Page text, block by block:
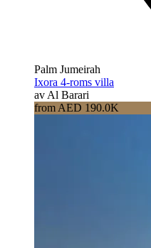
Palm Jumeirah
Ixora 4-roms villa
av Al Barari
from AED 190.0K